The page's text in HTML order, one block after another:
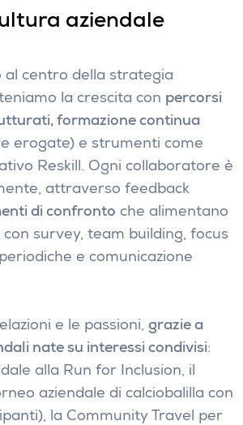
aziendale
al centro della strategia
la crescita con percorsi
formazione continua
erogate) e strumenti come
Reskill. Ogni collaboratore è
attraverso feedback
di confronto che alimentano
survey, team building, focus
e comunicazione
e le passioni, grazie a
nate su interessi condivisi:
alla Run for Inclusion, il
aziendale di calciobalilla con
la Community Travel per